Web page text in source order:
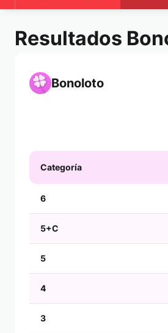
Resultados
Bonoloto
Categoría
6
5+C
5
4
3